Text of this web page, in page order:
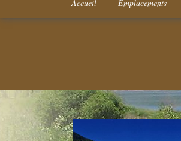
Accueil Emplacements